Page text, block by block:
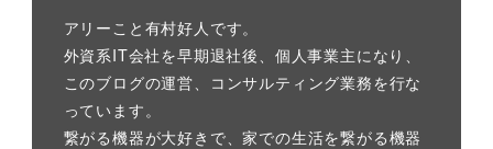
アリーこと有村好人です。
外資系IT会社を早期退社後、個人事業主になり、
このブログの運営、コンサルティング業務を行な
っています。
繋がる機器が大好きで、家での生活を繋がる機器